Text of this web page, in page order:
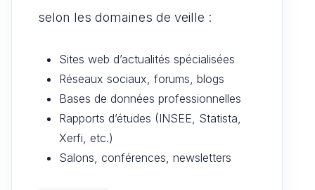
selon les domaines de veille :
Sites web d’actualités spécialisées
Réseaux sociaux, forums, blogs
Bases de données professionnelles
Rapports d’études (INSEE, Statista,
Xerfi, etc.)
Salons, conférences, newsletters